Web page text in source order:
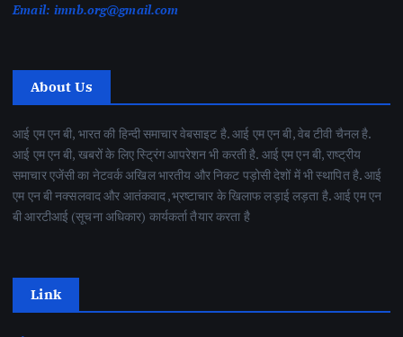
Email: imnb.org@gmail.com
About Us
आई एम एन बी, भारत की हिन्दी समाचार वेबसाइट है. आई एम एन बी, वेब टीवी चैनल है.
आई एम एन बी, खबरों के लिए स्ट्रिंग आपरेशन भी करती है. आई एम एन बी, राष्ट्रीय
समाचार एजेंसी का नेटवर्क अखिल भारतीय और निकट पड़ोसी देशों में भी स्थापित है. आई
एम एन बी नक्सलवाद और आतंकवाद ,भ्रष्टाचार के खिलाफ लड़ाई लड़ता है. आई एम एन
बी आरटीआई (सूचना अधिकार) कार्यकर्ता तैयार करता है
Link